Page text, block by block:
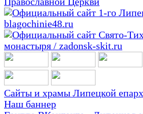
Сайты и храмы Липецкой
Наш баннер